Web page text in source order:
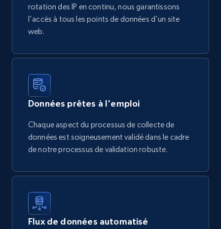
rotation des IP en continu, nous garantissons
l'accès à tous les points de données d'un site
web.
Données prêtes à l'emploi
Chaque aspect du processus de collecte de
données est soigneusement validé dans le cadre
de notre processus de validation robuste.
Flux de données automatisé